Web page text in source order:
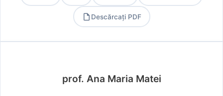
Descărcați PDF
prof. Ana Maria Matei